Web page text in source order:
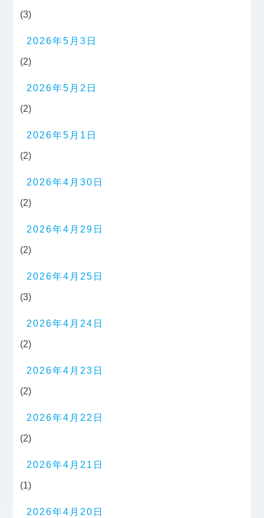
(3)
2026年5月3日
(2)
2026年5月2日
(2)
2026年5月1日
(2)
2026年4月30日
(2)
2026年4月29日
(2)
2026年4月25日
(3)
2026年4月24日
(2)
2026年4月23日
(2)
2026年4月22日
(2)
2026年4月21日
(1)
2026年4月20日